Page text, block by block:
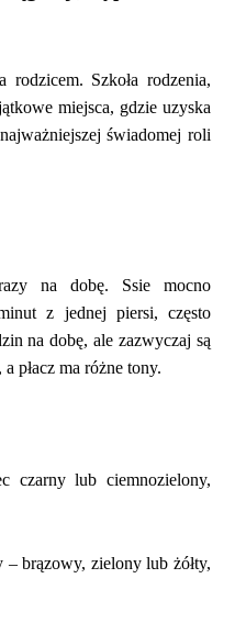
Szkoła rodzenia,
miejsca, gdzie uzyska
świadomej roli
na dobę. Ssie mocno
z jednej piersi, często
na dobę, ale zazwyczaj są
płacz ma różne tony.
czarny lub ciemnozielony,
brązowy, zielony lub żółty,